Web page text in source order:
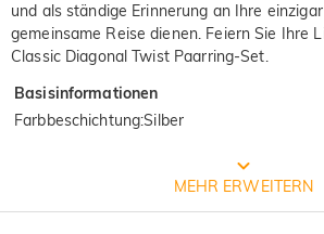
und als ständige Erinnerung an Ihre
gemeinsame Reise dienen. Feiern Sie Ihre
Classic Diagonal Twist Paarring-Set.
Basisinformationen
Farbbeschichtung:Silber
Prozess derMEHR ERWEITERN